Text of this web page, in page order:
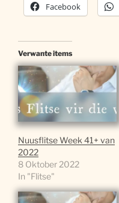
Facebook
Verwante items
Nuusflitse Week 41+ van
2022
8 Oktober 2022
In "Flitse"